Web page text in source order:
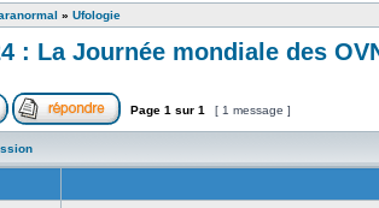
» Ufologie
: La Journée mondiale des
Page 1 sur 1 [ 1 message ]